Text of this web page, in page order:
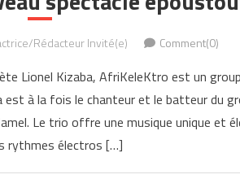
Rédacteur Invité(e) Comment(0)
Lionel Kizaba, AfriKeleKtro est un
à la fois le chanteur et le batteur du
Le trio offre une musique unique et
rythmes électros […]